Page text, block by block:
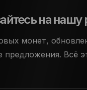
на нашу
монет,
предложения. Всё